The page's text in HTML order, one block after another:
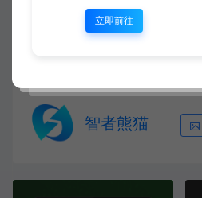
https://www.xjuym.cn/2335.html
智者熊猫
立即前往